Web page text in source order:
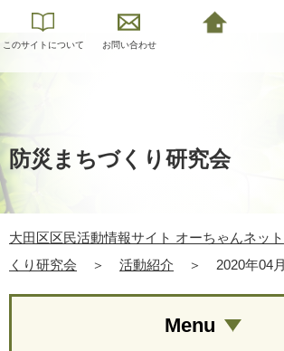
このサイトについて お問い合わせ
防災まちづくり研究会
大田区区民活動情報サイト オーちゃんネット
くり研究会
＞ 活動紹介 ＞ 2020年04月
Menu